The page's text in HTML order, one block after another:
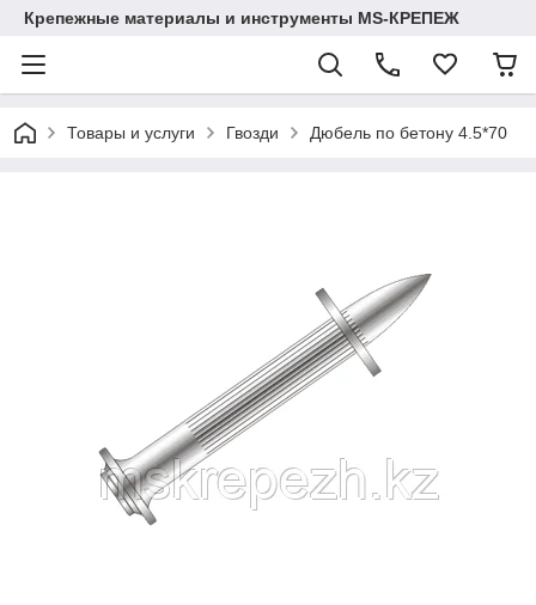
Крепежные материалы и инструменты MS-КРЕПЕЖ
Товары и услуги Гвозди Дюбель по бетону 4.5*70